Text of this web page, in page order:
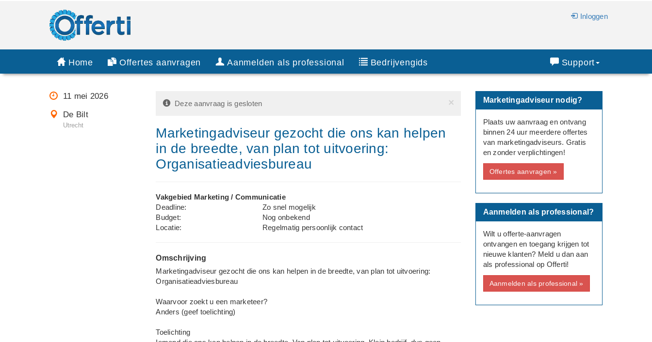
Inloggen
Home Offertes aanvragen Aanmelden als professional Bedrijvengids Support
11 mei 2026
De Bilt
Utrecht
×
Deze aanvraag is gesloten
Marketingadviseur gezocht die ons kan helpen
in de breedte, van plan tot uitvoering:
Organisatieadviesbureau
Vakgebied Marketing / Communicatie
Deadline:
Zo snel mogelijk
Budget:
Nog onbekend
Locatie:
Regelmatig persoonlijk contact
Omschrijving
Marketingadviseur gezocht die ons kan helpen in de breedte, van plan tot uitvoering:
Organisatieadviesbureau
Waarvoor zoekt u een marketeer?
Anders (geef toelichting)
Toelichting
Marketingadviseur nodig?
Plaats uw aanvraag en ontvang
binnen 24 uur meerdere offertes
van marketingadviseurs. Gratis
en zonder verplichtingen!
Offertes aanvragen »
Aanmelden als professional?
Wilt u offerte-aanvragen
ontvangen en toegang krijgen tot
nieuwe klanten? Meld u dan aan
als professional op Offerti!
Aanmelden als professional »